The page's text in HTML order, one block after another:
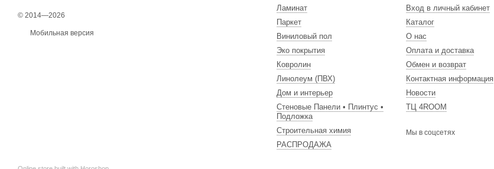
© 2014—2026
Мобильная версия
Ламинат
Паркет
Виниловый пол
Эко покрытия
Ковролин
Линолеум (ПВХ)
Дом и интерьер
Стеновые Панели • Плинтус •
Подложка
Строительная химия
РАСПРОДАЖА
Вход в личный кабинет
Каталог
О нас
Оплата и доставка
Обмен и возврат
Контактная информация
Новости
ТЦ 4ROOM
Мы в соцсетях